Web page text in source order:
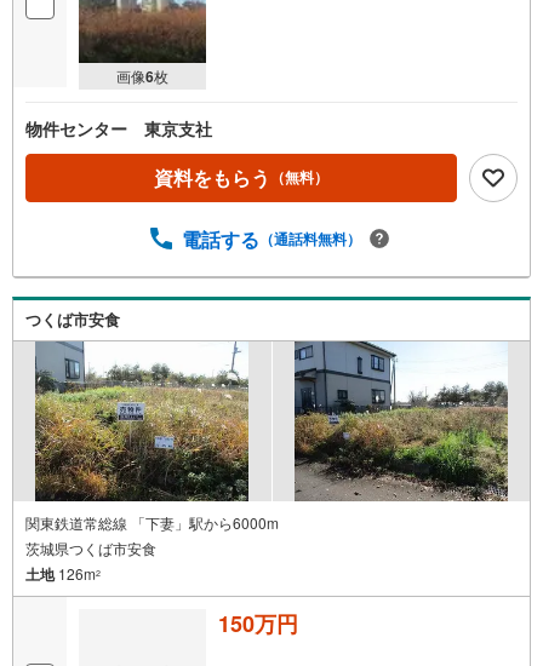
画像6枚
物件センター 東京支社
資料をもらう （無料）
電話する （通話料無料）
つくば市安食
関東鉄道常総線 「下妻」駅から6000m
茨城県つくば市安食
土地126m2
150万円